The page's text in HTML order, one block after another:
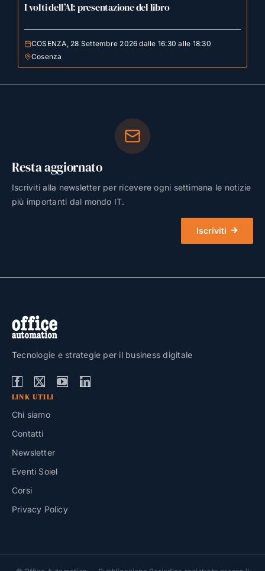
I volti dell’AI: presentazione del libro
COSENZA, 28 Settembre 2026 dalle 16:30 alle 18:30
Cosenza
Resta aggiornato
Iscriviti alla newsletter per ricevere ogni settimana le notizie
più importanti dal mondo IT.
Iscriviti
Tecnologie e strategie per il business digitale
LINK UTILI
Chi siamo
Contatti
Newsletter
Eventi Soiel
Corsi
Privacy Policy